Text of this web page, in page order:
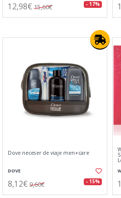
12,98€ 15,60€ - 17%
Dove neceser de viaje men+care
DOVE
8,12€ 9,60€ - 15%